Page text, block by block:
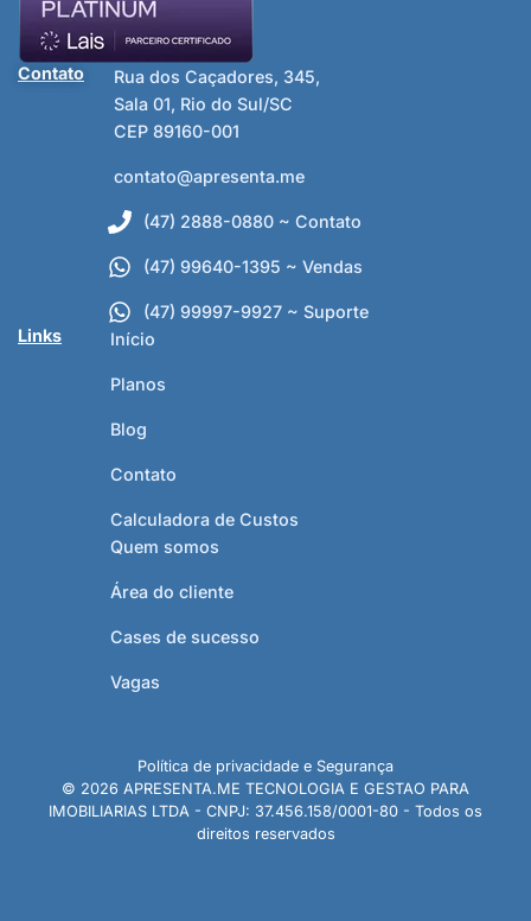
Contato
Rua dos Caçadores, 345,
Sala 01, Rio do Sul/SC
CEP 89160-001
contato@apresenta.me
(47) 2888-0880 ~ Contato
(47) 99640-1395 ~ Vendas
(47) 99997-9927 ~ Suporte
Links
Início
Planos
Blog
Contato
Calculadora de Custos
Quem somos
Área do cliente
Cases de sucesso
Vagas
© 2026 APRESENTA.ME TECNOLOGIA E GESTAO PARA
IMOBILIARIAS LTDA - CNPJ: 37.456.158/0001-80 - Todos os
direitos reservados
Política de privacidade e Segurança